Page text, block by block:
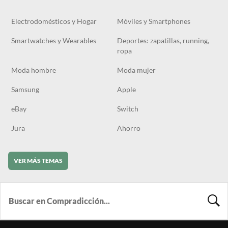
Electrodomésticos y Hogar Móviles y Smartphones
Smartwatches y Wearables
Deportes: zapatillas, running,
ropa
Moda hombre Moda mujer
Samsung Apple
eBay Switch
Jura Ahorro
VER MÁS TEMAS